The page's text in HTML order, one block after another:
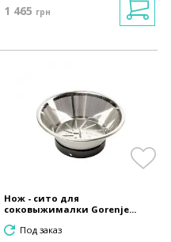
1 465 грн
Нож - сито для
соковыжималки Gorenje...
Под заказ